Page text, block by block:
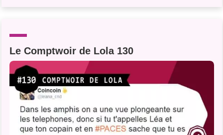
Le Comptwoir de Lola 130